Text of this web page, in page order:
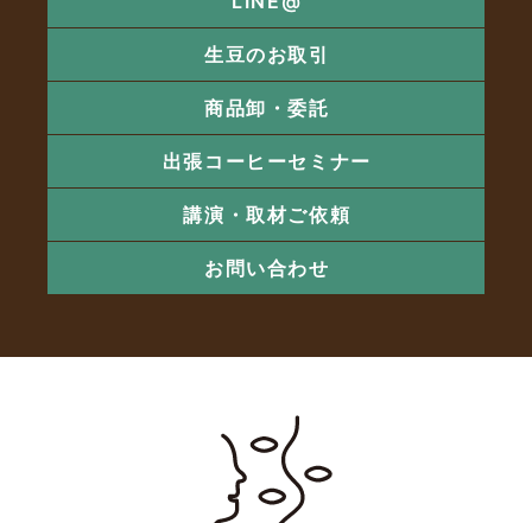
生豆のお取引
商品卸・委託
出張コーヒーセミナー
講演・取材ご依頼
お問い合わせ